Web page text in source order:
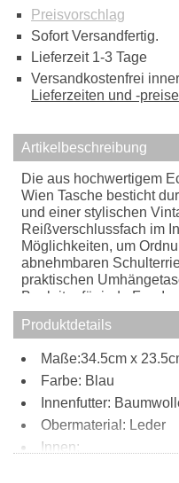
Preisvorschlag
Sofort Versandfertig.
Lieferzeit 1-3 Tage
Versandkostenfrei
Lieferzeiten und -
Artikelbeschreibung
Die aus hochwertigem
Wien Tasche besticht
und einer stylischen
Reißverschlussfach im
Möglichkeiten, um
abnehmbaren
praktischen
Begleiter für jede Frau!
Produktdetails
Maße:34.5cm x
Farbe: Blau
Innenfutter:
Obermaterial: Leder
Innen: